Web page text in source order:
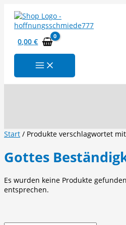
Inhalt
springen
0,00€
Start / Produkte verschlagwortet
Gottes
Es wurden keine Produkte
entsprechen.